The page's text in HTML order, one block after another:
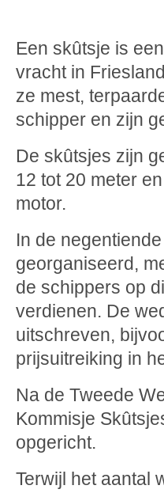
Een skûtsje is
vracht in
ze mest,
schipper en zijn
De skûtsjes zijn
12 tot 20 meter
motor.
In de
georganiseerd,
de schippers op
verdienen. De
uitschreven,
prijsuitreiking in
Na de Tweede
Kommisje
opgericht.
Terwijl het aantal